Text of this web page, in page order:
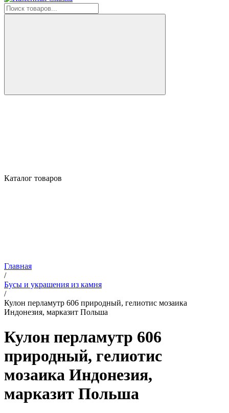
Каталог товаров
Главная
/
Бусы и украшения из камня
/
Кулон перламутр 606 природный, гелиотис мозаика
Индонезия, марказит Польша
Кулон перламутр 606
природный, гелиотис
мозаика Индонезия,
марказит Польша